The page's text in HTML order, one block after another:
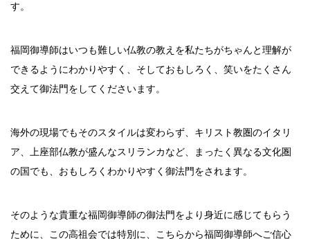
す。
福岡御導師はいつも難しい仏教の教えを私たちがちゃんと理解が
できるようにわかりやすく、そしておもしろく、笑いをたくさん
交えて御法門をしてくださいます。
海外の現場でもそのスタイルは変わらず、キリスト教圏のイタリ
ア、上座部仏教が盛んなスリランカなど、まったく異なる文化圏
の国でも、おもしろくわかりやすく御法門をされます。
そのような貴重な福岡御導師の御法門をより身近に感じてもらう
ために、この高祖会では特別に、こちらから福岡御導師へご信心